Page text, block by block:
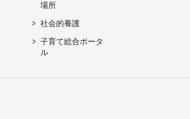
場所
社会的養護
子育て総合ポータ
ル